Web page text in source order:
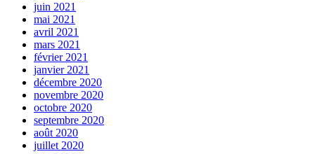
juin 2021
mai 2021
avril 2021
mars 2021
février 2021
janvier 2021
décembre 2020
novembre 2020
octobre 2020
septembre 2020
août 2020
juillet 2020